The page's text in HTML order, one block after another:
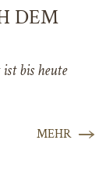
DEM
bis heute
MEHR